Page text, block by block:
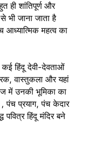
ही शांतिपूर्ण और
भी जाना जाता है
आध्यात्मिक महत्व का
कई हिंदू देवी-देवताओं
वास्तुकला और यहां
में उनकी भूमिका का
, पंच प्रयाग, पंच केदार
पवित्र हिंदू मंदिर बने